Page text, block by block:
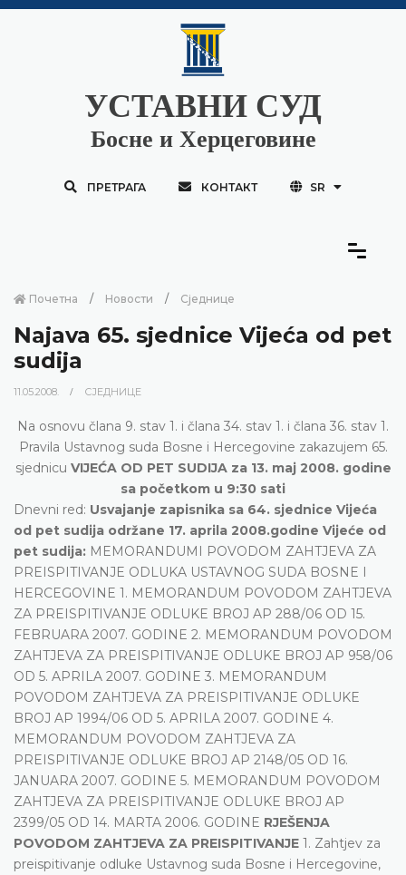
УСТАВНИ СУД
Босне и Херцеговине
ПРЕТРАГА КОНТАКТ SR
Почетна Новости Сједнице
Najava 65. sjednice Vijeća od pet
sudija
11.05.2008. СЈЕДНИЦЕ
Na osnovu člana 9. stav 1. i člana 34. stav 1. i člana 36. stav 1.
Pravila Ustavnog suda Bosne i Hercegovine zakazujem 65.
sjednicu VIJEĆA OD PET SUDIJA za 13. maj 2008. godine
sa početkom u 9:30 sati
Dnevni red: Usvajanje zapisnika sa 64. sjednice Vijeća
od pet sudija održane 17. aprila 2008.godine Vijeće od
pet sudija: MEMORANDUMI POVODOM ZAHTJEVA ZA
PREISPITIVANJE ODLUKA USTAVNOG SUDA BOSNE I
HERCEGOVINE 1. MEMORANDUM POVODOM ZAHTJEVA
ZA PREISPITIVANJE ODLUKE BROJ AP 288/06 OD 15.
FEBRUARA 2007. GODINE 2. MEMORANDUM POVODOM
ZAHTJEVA ZA PREISPITIVANJE ODLUKE BROJ AP 958/06
OD 5. APRILA 2007. GODINE 3. MEMORANDUM
POVODOM ZAHTJEVA ZA PREISPITIVANJE ODLUKE
BROJ AP 1994/06 OD 5. APRILA 2007. GODINE 4.
MEMORANDUM POVODOM ZAHTJEVA ZA
PREISPITIVANJE ODLUKE BROJ AP 2148/05 OD 16.
JANUARA 2007. GODINE 5. MEMORANDUM POVODOM
ZAHTJEVA ZA PREISPITIVANJE ODLUKE BROJ AP
2399/05 OD 14. MARTA 2006. GODINE RJEŠENJA
POVODOM ZAHTJEVA ZA PREISPITIVANJE 1. Zahtjev za
preispitivanje odluke Ustavnog suda Bosne i Hercegovine,